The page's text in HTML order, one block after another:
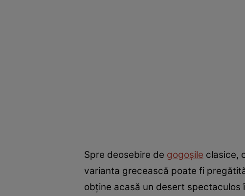
Spre deosebire de gogoșile clasice,
varianta grecească poate fi
obține acasă un desert spectaculos